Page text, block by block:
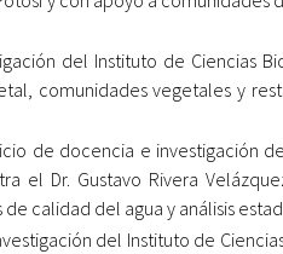
del Instituto de Ciencias
comunidades vegetales y
de docencia e investigación
el Dr. Gustavo Rivera
calidad del agua y análisis
del Instituto de Ciencias